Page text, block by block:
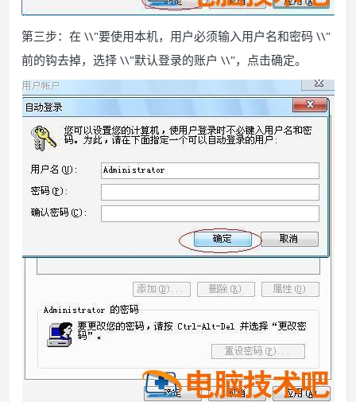
第三步：在 \\"要使用本机，用户必须输入用户名和密码 \\"
前的钩去掉，选择 \\"默认登录的账户 \\"，点击确定。